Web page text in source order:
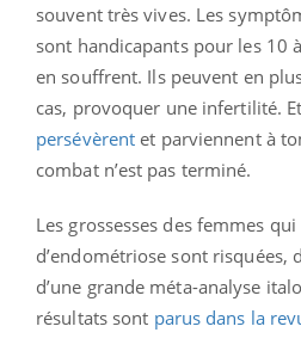
souvent très vives. Les
sont handicapants pour les 10
en souffrent. Ils peuvent en
cas, provoquer une infertilité.
persévèrent et parviennent à
combat n’est pas terminé.
Les grossesses des femmes
d’endométriose sont risquées,
d’une grande méta-analyse
résultats sont parus dans la